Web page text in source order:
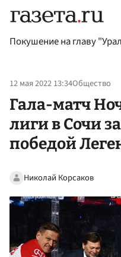
Покушение на главу
12 мая 2022 13:34Общество
Гала-матч
лиги в Сочи
победой
Николай Корсаков